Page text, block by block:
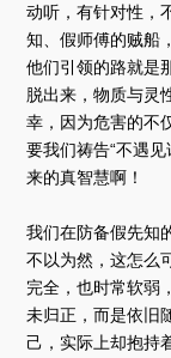
动听，有针对性，
知、假师傅的贼船
他们引领的路就是
脱出来，物质与灵
幸，因为危害的不
要我们祷告“不遇
来的真智慧啊！
我们在防备假先知
不以为然，这怎么
完全，也时常软弱
未归正，而是依旧
己，实际上却抱持